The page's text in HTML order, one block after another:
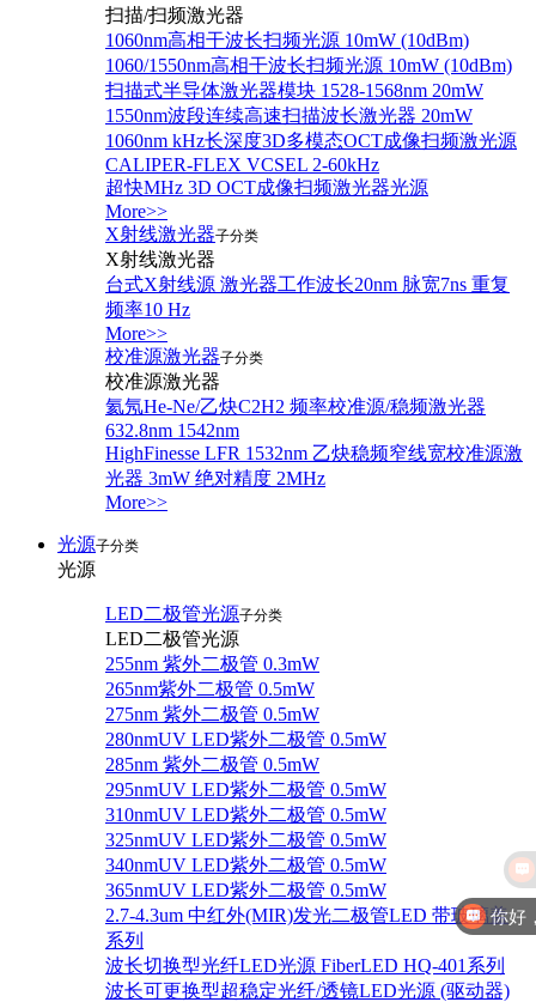
扫描/扫频激光器
1060nm高相干波长扫频光源 10mW (10dBm)
1060/1550nm高相干波长扫频光源 10mW (10dBm)
扫描式半导体激光器模块 1528-1568nm 20mW
1550nm波段连续高速扫描波长激光器 20mW
1060nm kHz长深度3D多模态OCT成像扫频激光源
CALIPER-FLEX VCSEL 2-60kHz
超快MHz 3D OCT成像扫频激光器光源
More>>
X射线激光器子分类
X射线激光器
台式X射线源 激光器工作波长20nm 脉宽7ns 重复
频率10 Hz
More>>
校准源激光器子分类
校准源激光器
氦氖He-Ne/乙炔C2H2 频率校准源/稳频激光器
632.8nm 1542nm
HighFinesse LFR 1532nm 乙炔稳频窄线宽校准源激
光器 3mW 绝对精度 2MHz
More>>
光源子分类
光源
LED二极管光源子分类
LED二极管光源
255nm 紫外二极管 0.3mW
265nm紫外二极管 0.5mW
275nm 紫外二极管 0.5mW
280nmUV LED紫外二极管 0.5mW
285nm 紫外二极管 0.5mW
295nmUV LED紫外二极管 0.5mW
310nmUV LED紫外二极管 0.5mW
325nmUV LED紫外二极管 0.5mW
340nmUV LED紫外二极管 0.5mW
365nmUV LED紫外二极管 0.5mW
2.7-4.3um 中红外(MIR)发光二极管LED 带玻璃盖
系列
波长切换型光纤LED光源 FiberLED HQ-401系列
波长可更换型超稳定光纤/透镜LED光源 (驱动器)
你好